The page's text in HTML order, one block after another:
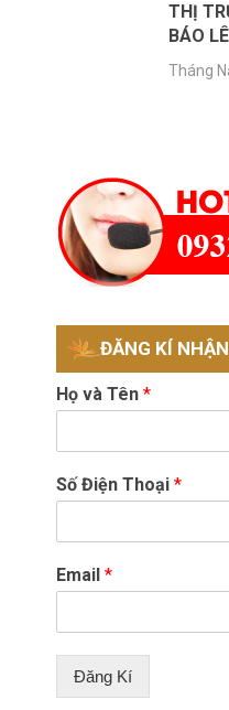
THỊ
BÁO
Tháng
ĐĂNG KÍ
Họ và Tên*
Số Điện Thoại*
Email*
Đăng Kí